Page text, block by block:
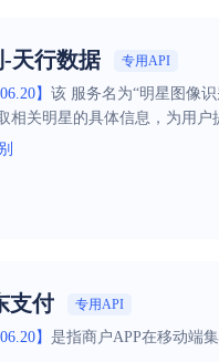
天行数据 专用API
】 该 服务名为“明星图像
相关明星的具体信息，为用
支付 专用API
】 是指商户APP在移动端